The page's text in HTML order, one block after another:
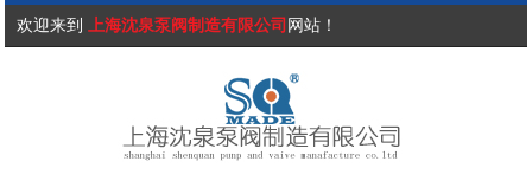
欢迎来到 上海沈泉泵阀制造有限公司 网站！